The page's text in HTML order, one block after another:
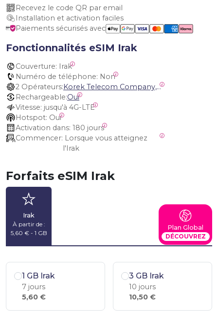
Recevez le code QR par email
Installation et activation faciles
Paiements sécurisés avec
Fonctionnalités eSIM Irak
Couverture: Irak
Numéro de téléphone: Non
2 Opérateurs:
Korek Telecom Company, Asia Cell
Rechargeable:Oui
Vitesse: jusqu'à 4G-LTE
Hotspot: Oui
Activation dans: 180 jours
Commencer:
l'Irak
Forfaits eSIM Irak
Irak
À partir de :
5,60 € - 1 GB
Plan Global
DÉCOUVREZ
1 GB Irak
7 jours
5,60 €
3 GB Irak
10 jours
10,50 €